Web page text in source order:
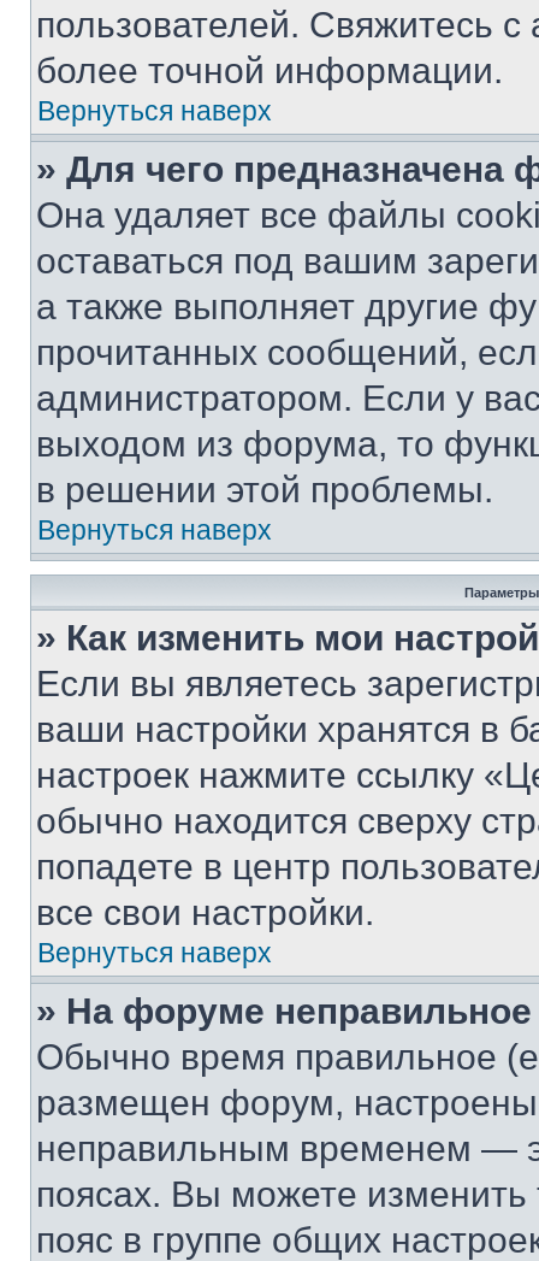
пользователей. Свяжитесь
более точной информации.
Вернуться наверх
» Для чего предназначена
Она удаляет все файлы
оставаться под вашим
а также выполняет другие
прочитанных сообщений,
администратором. Если у
выходом из форума, то
в решении этой проблемы.
Вернуться наверх
Параметры
» Как изменить мои
Если вы являетесь
ваши настройки хранятся в
настроек нажмите ссылку
обычно находится сверху
попадете в центр
все свои настройки.
Вернуться наверх
» На форуме
Обычно время правильное
размещен форум, настроены
неправильным временем —
поясах. Вы можете изменить
пояс в группе общих